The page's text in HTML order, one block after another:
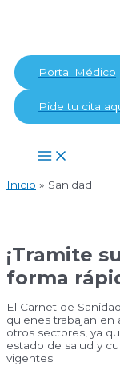
Portal Médico
Pide tu cita
Main
Menu
Inicio
Sanidad
¡Tramite
forma
El Carnet de
quienes trabajan en
otros sectores, ya
estado de salud y
vigentes.